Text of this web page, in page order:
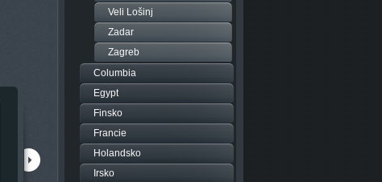
Veli Lošinj
Zadar
Zagreb
Columbia
Egypt
Finsko
Francie
Holandsko
Irsko